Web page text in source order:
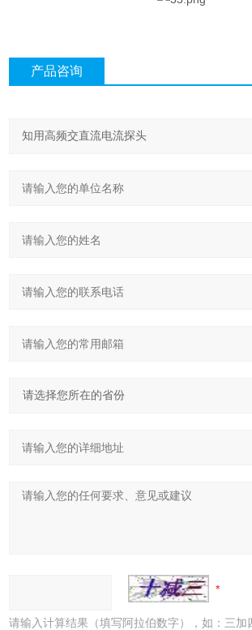
产品咨询
请输入计算结果（填写阿拉伯数字），如：三加